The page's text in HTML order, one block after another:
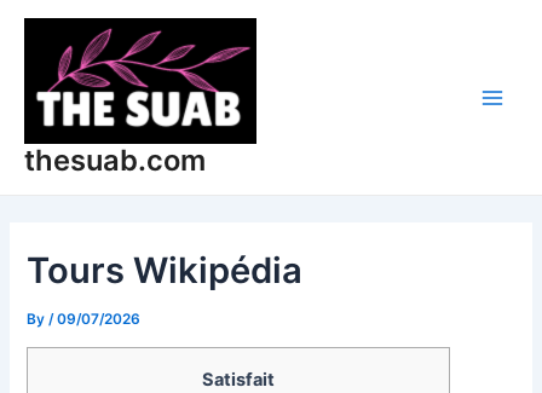
Skip
content
thesuab.com
Tours Wikipédia
By/09/07/2026
Satisfait
Post
navigation